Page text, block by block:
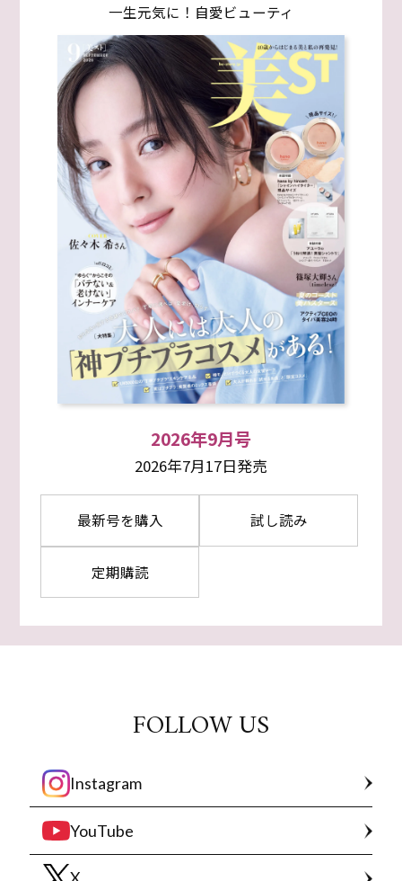
一生元気に！自愛ビューティ
2026年9月号
2026年7月17日発売
最新号を購入 試し読み
定期購読
FOLLOW US
Instagram
YouTube